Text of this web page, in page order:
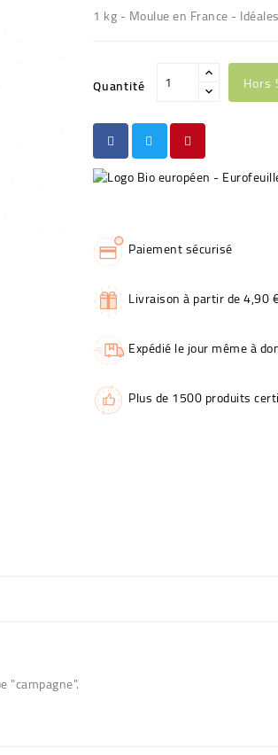
1 kg - Moulue en France -
Quantité Hors
Paiement sécurisé
Livraison à partir de 4,90
Expédié le jour même à
Plus de 1500 produits
"campagne".